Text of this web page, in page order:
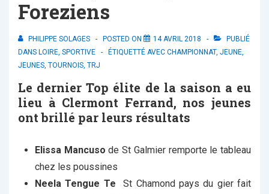
Foreziens
PHILIPPE SOLAGES POSTED ON 14 AVRIL 2018
PUBLIÉ
DANS LOIRE, SPORTIVE ÉTIQUETTÉ AVEC CHAMPIONNAT, JEUNE,
JEUNES, TOURNOIS, TRJ
Le dernier Top élite de la saison a eu
lieu à Clermont Ferrand, nos jeunes
ont brillé par leurs résultats
Elissa Mancuso de St Galmier remporte le tableau
chez les poussines
Neela Tengue Te St Chamond pays du gier fait